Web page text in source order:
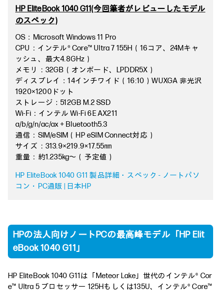
HP EliteBook 1040 G11(今回筆者がレビューしたモデル
のスペック)
OS：Microsoft Windows 11 Pro
CPU：インテル® Core™ Ultra 7 155H（16コア、24Mキャ
ッシュ、最大4.8GHz）
メモリ：32GB（オンボード、LPDDR5X）
ディスプレイ：14インチワイド（16:10）WUXGA 非光沢
1920×1200ドット
ストレージ：512GB M.2 SSD
Wi-Fi：インテル Wi-Fi 6E AX211
a/b/g/n/ac/ax + Bluetooth5.3
通信：SIM/eSIM（HP eSIM Connect対応）
サイズ：313.9×219.9×17.55㎜
重量：約1.235kg～（予定値）
HP EliteBook 1040 G11 製品詳細・スペック - ノートパソ
コン・PC通販 | 日本HP
HPの法人向けノートPCの最高峰モデル「HP Elit
eBook 1040 G11」
HP EliteBook 1040 G11は「Meteor Lake」世代のインテル® Cor
e™ Ultra 5 プロセッサー 125Hもしくは135U、インテル® Core™